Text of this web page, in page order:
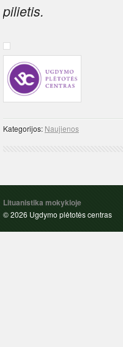
pilietis.
Kategorijos: Naujienos
Lituanistika mokykloje
© 2026 Ugdymo plėtotės centras